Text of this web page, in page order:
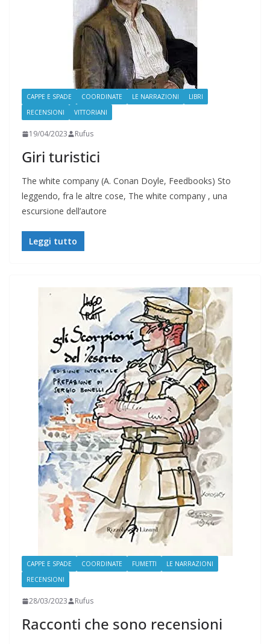
CAPPE E SPADE COORDINATE LE NARRAZIONI
LIBRI
RECENSIONI
VITTORIANI
19/04/2023 Rufus
Giri turistici
The white company (A. Conan Doyle, Feedbooks) Sto
leggendo, fra le altre cose, The white company , una
escursione dell’autore
Leggi tutto
CAPPE E SPADE COORDINATE FUMETTI
LE NARRAZIONI
RECENSIONI
28/03/2023 Rufus
Racconti che sono recensioni